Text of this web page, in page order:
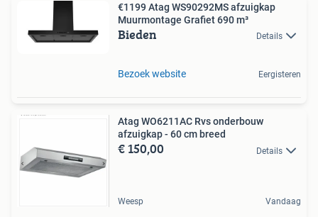
€1199 Atag WS90292MS afzuigkap
Muurmontage Grafiet 690 m³
Bieden Details
Bezoek website Eergisteren
Atag WO6211AC Rvs onderbouw
afzuigkap - 60 cm breed
€ 150,00 Details
Weesp Vandaag